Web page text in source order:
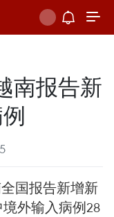
南报告新
全国报告新增新
外输入病例28